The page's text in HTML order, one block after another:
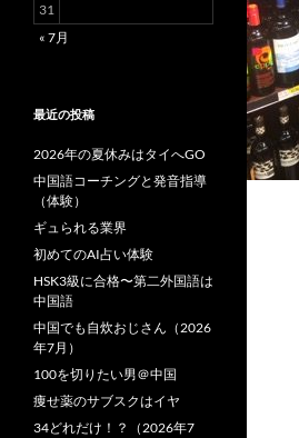
31
« 7月
最近の投稿
2026年の夏休みはタイへGO
中国語コーチングと発音指導
（体験）
ギュられる業界
初めてのAI占い体験
HSK3級に合格〜第二外国語は
中国語
中国でも自炊おじさん（2026
年7月）
100を切りたい男＠中国
痩せ薬のサブスクはイヤ
34どれだけ！？（2026年7